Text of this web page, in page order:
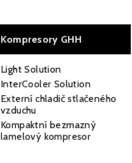
Kompresory GHH
Light Solution
InterCooler Solution
Externí chladič stlačeného
vzduchu
Kompaktní bezmazný
lamelový kompresor